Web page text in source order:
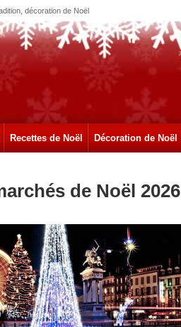
décoration de Noël
Recettes de Noël Décoration de Noël
de Noël 2026